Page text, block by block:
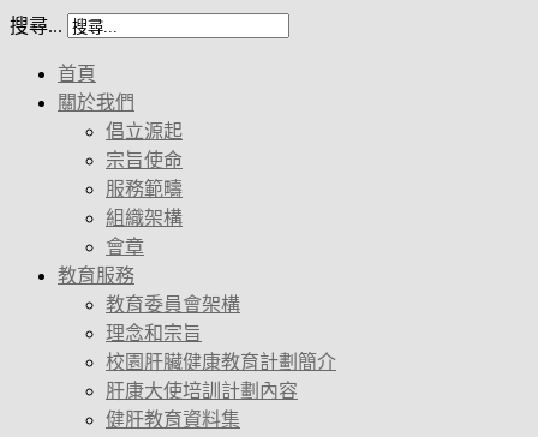
搜尋...
首頁
關於我們
倡立源起
宗旨使命
服務範疇
組織架構
會章
教育服務
教育委員會架構
理念和宗旨
校園肝臟健康教育計劃簡介
肝康大使培訓計劃內容
健肝教育資料集